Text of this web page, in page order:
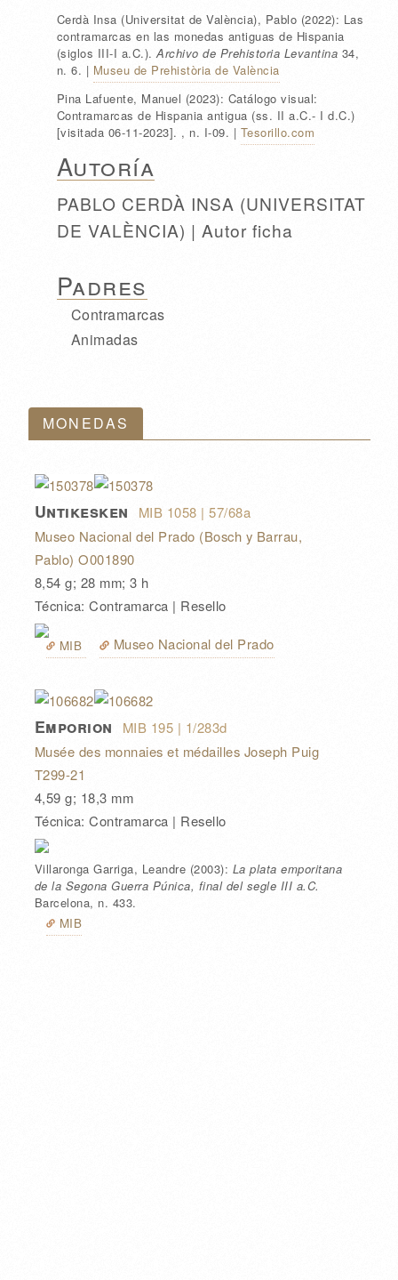
Cerdà Insa (Universitat de València), Pablo (2022): Las
contramarcas en las monedas antiguas de Hispania
(siglos III-I a.C.).Archivo de Prehistoria Levantina 34,
n. 6. | Museu de Prehistòria de València
Pina Lafuente, Manuel (2023): Catálogo visual:
Contramarcas de Hispania antigua (ss. II a.C.- I d.C.)
[visitada 06-11-2023]. , n. I-09. | Tesorillo.com
Autoría
PABLO CERDÀ INSA (UNIVERSITAT
DE VALÈNCIA) | Autor ficha
Padres
Contramarcas
Animadas
MONEDAS
Untikesken MIB 1058 | 57/68a
Museo Nacional del Prado (Bosch y Barrau,
Pablo) O001890
8,54 g; 28 mm; 3 h
Técnica: Contramarca | Resello
MIB Museo Nacional del Prado
Emporion MIB 195 | 1/283d
Musée des monnaies et médailles Joseph Puig
T299-21
4,59 g; 18,3 mm
Técnica: Contramarca | Resello
Villaronga Garriga, Leandre (2003): La plata emporitana
de la Segona Guerra Púnica, final del segle III a.C.
Barcelona, n. 433.
MIB